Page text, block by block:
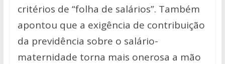
critérios de “folha de salários”. Também
apontou que a exigência de contribuição
da previdência sobre o salário-
maternidade torna mais onerosa a mão